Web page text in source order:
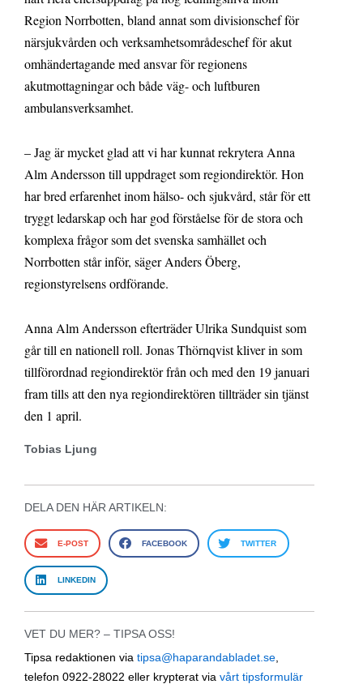
Region Norrbotten, bland annat som divisionschef för
närsjukvården och verksamhetsområdeschef för akut
omhändertagande med ansvar för regionens
akutmottagningar och både väg- och luftburen
ambulansverksamhet.
– Jag är mycket glad att vi har kunnat rekrytera Anna
Alm Andersson till uppdraget som regiondirektör. Hon
har bred erfarenhet inom hälso- och sjukvård, står för ett
tryggt ledarskap och har god förståelse för de stora och
komplexa frågor som det svenska samhället och
Norrbotten står inför, säger Anders Öberg,
regionstyrelsens ordförande.
Anna Alm Andersson efterträder Ulrika Sundquist som
går till en nationell roll. Jonas Thörnqvist kliver in som
tillförordnad regiondirektör från och med den 19 januari
fram tills att den nya regiondirektören tillträder sin tjänst
den 1 april.
Tobias Ljung
DELA DEN HÄR ARTIKELN:
E-POST FACEBOOK TWITTER
LINKEDIN
VET DU MER? – TIPSA OSS!
Tipsa redaktionen via tipsa@haparandabladet.se
telefon 0922-28022 eller krypterat via vårt tipsformulär